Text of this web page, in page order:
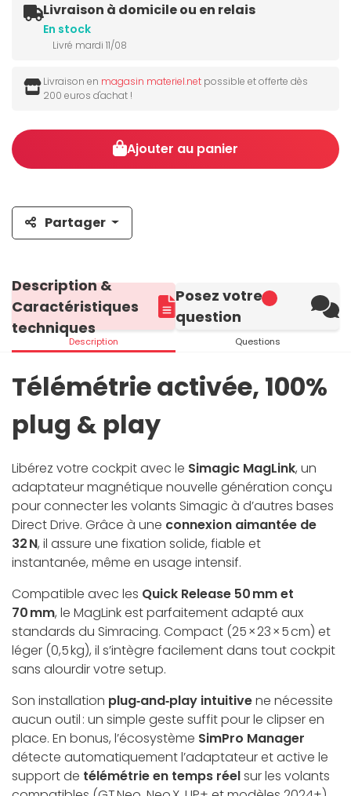
Livraison à domicile ou en relais
En stock
Livré mardi 11/08
Livraison en magasin materiel.net possible et offerte dès
200 euros d'achat !
Ajouter au panier
Partager
Description &
Caractéristiques
techniques
Description
Posez votre
question
Questions
Télémétrie activée, 100%
plug & play
Libérez votre cockpit avec le Simagic MagLink, un
adaptateur magnétique nouvelle génération conçu
pour connecter les volants Simagic à d’autres bases
Direct Drive. Grâce à une connexion aimantée de
32 N, il assure une fixation solide, fiable et
instantanée, même en usage intensif.
Compatible avec les Quick Release 50 mm et
70 mm, le MagLink est parfaitement adapté aux
standards du Simracing. Compact (25 × 23 × 5 cm) et
léger (0,5 kg), il s’intègre facilement dans tout cockpit
sans alourdir votre setup.
Son installation plug‑and‑play intuitivene nécessite
aucun outil : un simple geste suffit pour le clipser en
place. En bonus, l’écosystème SimPro Manager
détecte automatiquement l’adaptateur et active le
support de télémétrie en temps réelsur les volants